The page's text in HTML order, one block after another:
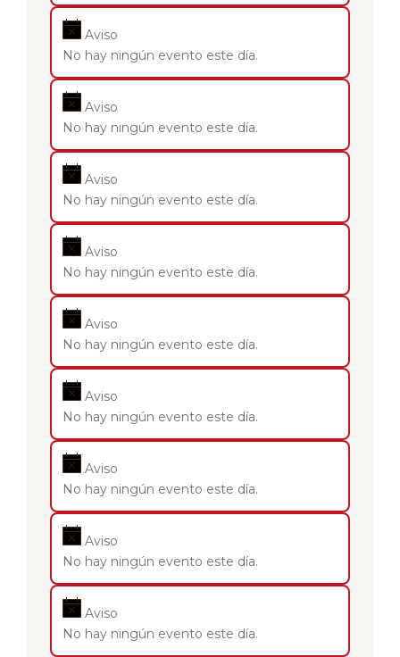
Aviso
No hay ningún evento este día.
Aviso
No hay ningún evento este día.
Aviso
No hay ningún evento este día.
Aviso
No hay ningún evento este día.
Aviso
No hay ningún evento este día.
Aviso
No hay ningún evento este día.
Aviso
No hay ningún evento este día.
Aviso
No hay ningún evento este día.
Aviso
No hay ningún evento este día.